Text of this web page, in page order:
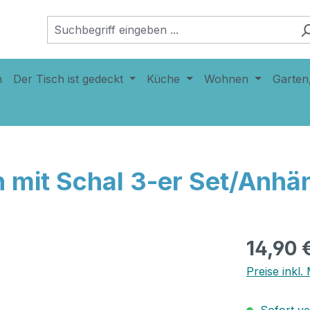
Der Tisch ist gedeckt Küche Wohnen
mit Schal 3-er Set/
14,90
Preise inkl.